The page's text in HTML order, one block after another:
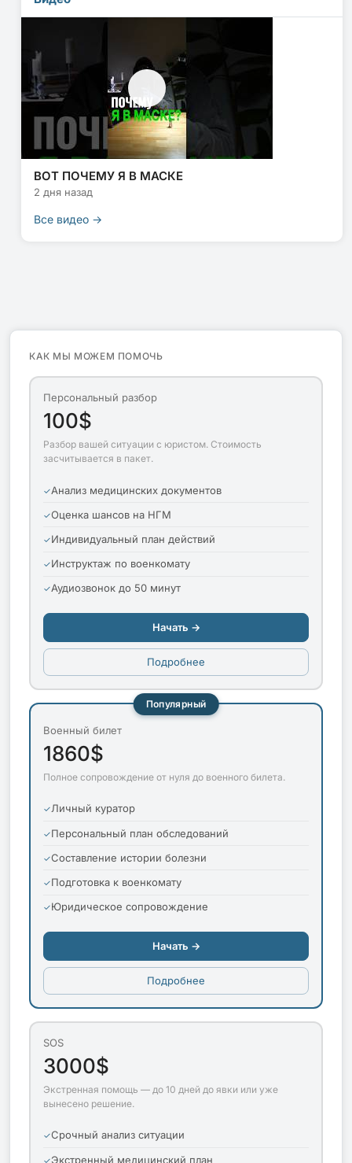
ВОТ ПОЧЕМУ Я В МАСКЕ
2 дня назад
Все видео →
КАК МЫ МОЖЕМ ПОМОЧЬ
Персональный разбор
100$
Разбор вашей ситуации с юристом. Стоимость
засчитывается в пакет.
Анализ медицинских документов
Оценка шансов на НГМ
Индивидуальный план действий
Инструктаж по военкомату
Аудиозвонок до 50 минут
Начать →
Подробнее
Популярный
Военный билет
1860$
Полное сопровождение от нуля до военного билета.
Личный куратор
Персональный план обследований
Составление истории болезни
Подготовка к военкомату
Юридическое сопровождение
Начать →
Подробнее
SOS
3000$
Экстренная помощь — до 10 дней до явки или уже
вынесено решение.
Срочный анализ ситуации
Экстренный медицинский план